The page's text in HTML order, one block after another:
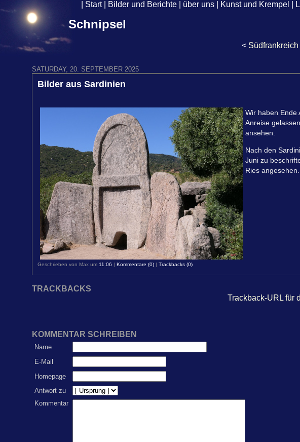
Start| Bilder und Berichte über uns Kunst und Krempel
Schnipsel
<
SATURDAY, 20. SEPTEMBER 2025
Bilder aus Sardinien
Wir haben Ende
Anreise
ansehen.
Nach den
Juni zu
Ries angesehen.
Geschrieben von Max um 11:06 | Kommentare (0) | Trackbacks (0)
TRACKBACKS
Trackback-URL für
KOMMENTAR SCHREIBEN
Name
E-Mail
Homepage
Antwort zu
Kommentar